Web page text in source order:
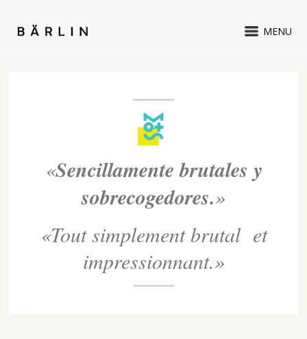
MENU
«Sencillamente brutales y
sobrecogedores.»
«Tout simplement brutal et
impressionnant.»